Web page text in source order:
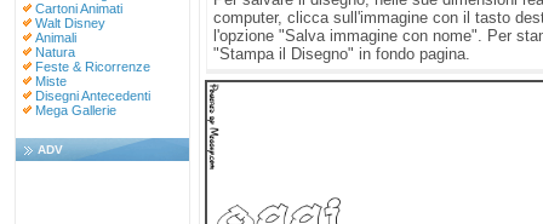
Cartoni Animati
Walt Disney
Animali
Natura
Feste & Ricorrenze
Miste
Disegni Antecedenti
Mega Gallerie
ADV
computer, clicca sull'immagine con il tasto
l'opzione "Salva immagine con nome". Per
"Stampa il Disegno" in fondo pagina.